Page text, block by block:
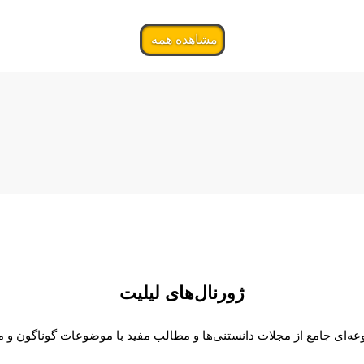
مشاهده همه
ژورنال‌های لیلیت
جامع از مجلات دانستنی‌ها و مطالب مفید با موضوعات گوناگون و